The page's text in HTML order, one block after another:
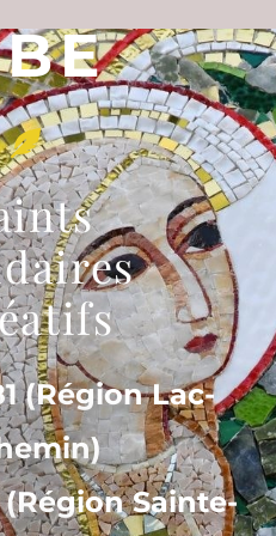
(Région Lac-
(Région Sainte-